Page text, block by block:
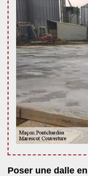
Poser une dalle